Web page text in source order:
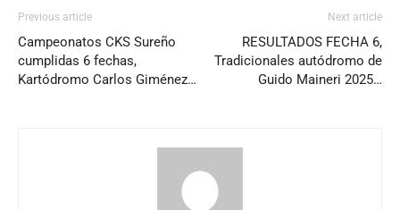
Previous article
Campeonatos CKS Sureño
cumplidas 6 fechas,
Kartódromo Carlos Giménez…
Next article
RESULTADOS FECHA 6,
Tradicionales autódromo de
Guido Maineri 2025…